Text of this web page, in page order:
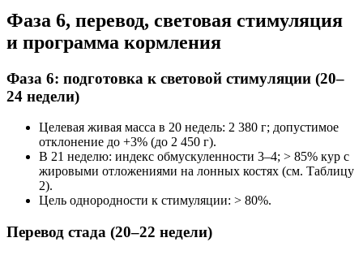
Фаза 6, перевод, световая стимуляция
и программа кормления
Фаза 6: подготовка к световой стимуляции (20–
24 недели)
Целевая живая масса в 20 недель: 2 380 г; допустимое
отклонение до +3% (до 2 450 г).
В 21 неделю: индекс обмускуленности 3–4; > 85% кур с
жировыми отложениями на лонных костях (см. Таблицу
2).
Цель однородности к стимуляции: > 80%.
Перевод стада (20–22 недели)